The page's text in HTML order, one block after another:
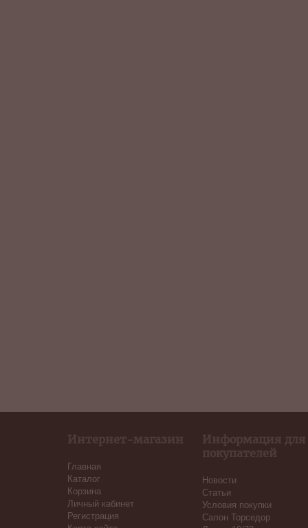
Интернет-магазин
Главная
Каталог
Корзина
Личный кабинет
Регистрация
Информация для
покупателей
Новости
Статьи
Условия покупки
Салон Торседор